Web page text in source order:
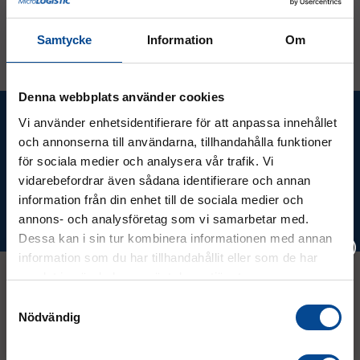
Samtycke Information Om
Denna webbplats använder cookies
Vi använder enhetsidentifierare för att anpassa innehållet
och annonserna till användarna, tillhandahålla funktioner
för sociala medier och analysera vår trafik. Vi
vidarebefordrar även sådana identifierare och annan
information från din enhet till de sociala medier och
annons- och analysföretag som vi samarbetar med.
Dessa kan i sin tur kombinera informationen med annan
information som du har tillhandahållit eller som de har
samlat in när du har använt deras tjänster.
Nödvändig
Ta del av våra bästa erbjudanden &
nyheter!
Prenumerera
Kontakt